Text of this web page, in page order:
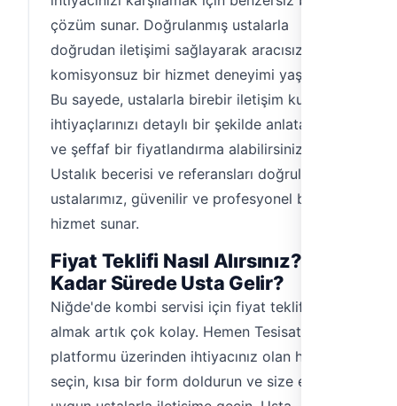
çözüm sunar. Doğrulanmış ustalarla
doğrudan iletişimi sağlayarak aracısız ve
komisyonsuz bir hizmet deneyimi yaşatırız.
Bu sayede, ustalarla birebir iletişim kurabilir,
ihtiyaçlarınızı detaylı bir şekilde anlatabilir
ve şeffaf bir fiyatlandırma alabilirsiniz.
Ustalık becerisi ve referansları doğrulanmış
ustalarımız, güvenilir ve profesyonel bir
hizmet sunar.
Fiyat Teklifi Nasıl Alırsınız? Ne
Kadar Sürede Usta Gelir?
Niğde'de kombi servisi için fiyat teklifi
almak artık çok kolay. Hemen Tesisat
platformu üzerinden ihtiyacınız olan hizmeti
seçin, kısa bir form doldurun ve size en